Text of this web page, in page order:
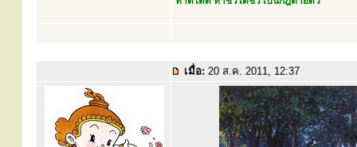
เมื่อ: 20 ส.ค. 2011, 12:37